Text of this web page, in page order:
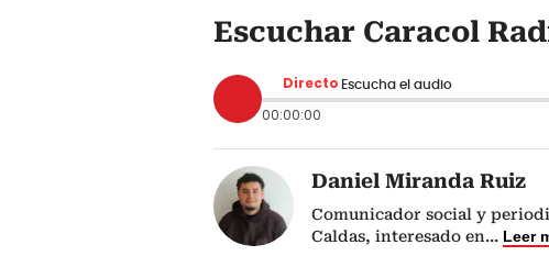
Escuchar Caracol
Directo Escucha el audio
00:00:00
Daniel Miranda Ruiz
Comunicador social y
Caldas, interesado en... Leer